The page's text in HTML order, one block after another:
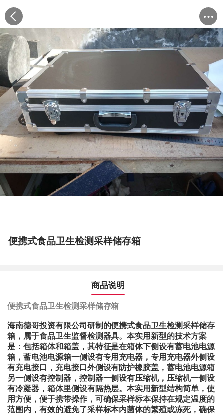
便携式食品卫生检测采样储存箱
商品说明
便携式食品卫生检测采样储存箱
海南德哥投资有限公司研制的便携式食品卫生检测采样储存
箱，属于食品卫生监督检测器具。本实用新型的技术方案
是：包括箱体和箱盖，其特征是在箱体下侧设有蓄电池电源
箱，蓄电池电源箱一侧设有专用充电器，专用充电器外侧设
有充电接口，充电接口外侧设有防护橡胶盖，蓄电池电源箱
另一侧设有控制器，控制器一侧设有压缩机，压缩机一侧设
有冷凝器，箱体里侧设有隔热层。本实用新型结构简单，使
用方便，便于携带操作，可确保采样标本保持在规定温度的
范围内，有效的避免了采样标本内菌体的繁殖或冻死，确保